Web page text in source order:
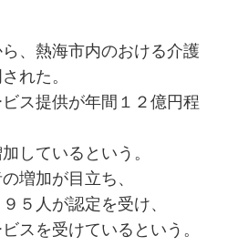
、熱海市内のおける介護
れた。
ス提供が年間１２億円程
しているという。
増加が目立ち、
５人が認定を受け、
スを受けているという。